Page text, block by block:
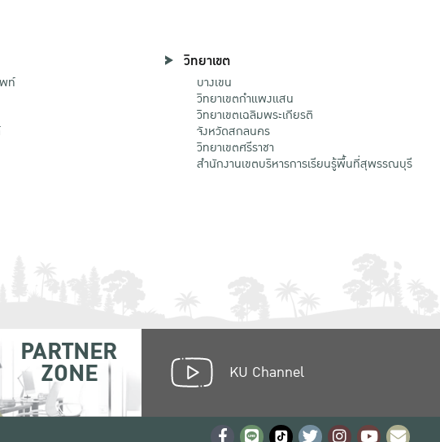
ท์
วิทยาเขต
บางเขน
วิทยาเขตกําแพงแสน
วิทยาเขตเฉลิมพระเกียรติ
จังหวัดสกลนคร
วิทยาเขตศรีราชา
สำนักงานเขตบริหารการเรียนรู้พื้นที่สุพรรณบุรี
PARTNER
ZONE KU Channel